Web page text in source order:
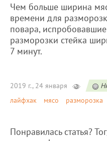
Чем больше ширина
времени для
повара,
разморозки стейка
7 минут.
2019 г., 24 января
лайфхак
мясо разморозка
Понравилась статья?